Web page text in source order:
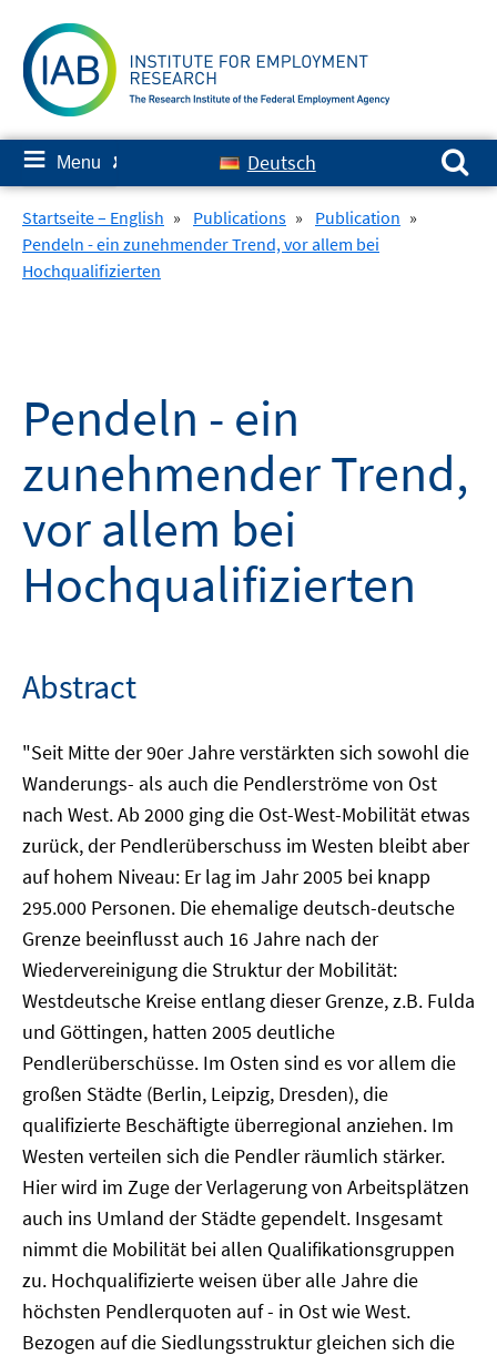
content
≡ Menu ✘ Deutsch
Search for:
Startseite – English » Publications » Publication »
Pendeln - ein zunehmender Trend, vor allem bei
Hochqualifizierten
Pendeln - ein
zunehmender Trend,
vor allem bei
Hochqualifizierten
Abstract
"Seit Mitte der 90er Jahre verstärkten sich sowohl die
Wanderungs- als auch die Pendlerströme von Ost
nach West. Ab 2000 ging die Ost-West-Mobilität etwas
zurück, der Pendlerüberschuss im Westen bleibt aber
auf hohem Niveau: Er lag im Jahr 2005 bei knapp
295.000 Personen. Die ehemalige deutsch-deutsche
Grenze beeinflusst auch 16 Jahre nach der
Wiedervereinigung die Struktur der Mobilität:
Westdeutsche Kreise entlang dieser Grenze, z.B. Fulda
und Göttingen, hatten 2005 deutliche
Pendlerüberschüsse. Im Osten sind es vor allem die
großen Städte (Berlin, Leipzig, Dresden), die
qualifizierte Beschäftigte überregional anziehen. Im
Westen verteilen sich die Pendler räumlich stärker.
Hier wird im Zuge der Verlagerung von Arbeitsplätzen
auch ins Umland der Städte gependelt. Insgesamt
nimmt die Mobilität bei allen Qualifikationsgruppen
zu. Hochqualifizierte weisen über alle Jahre die
höchsten Pendlerquoten auf - in Ost wie West.
Bezogen auf die Siedlungsstruktur gleichen sich die